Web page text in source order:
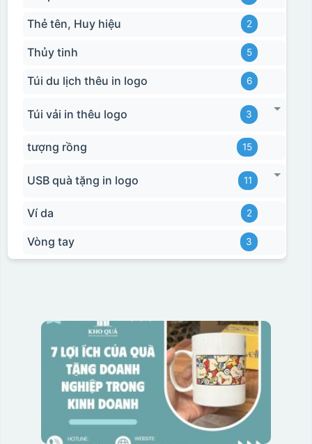
Thẻ tên, Huy hiệu 2
Thủy tinh 5
Túi du lịch thêu in logo 6
Túi vải in thêu logo 3
tượng rồng 15
USB quà tặng in logo 11
Ví da 2
Vòng tay 3